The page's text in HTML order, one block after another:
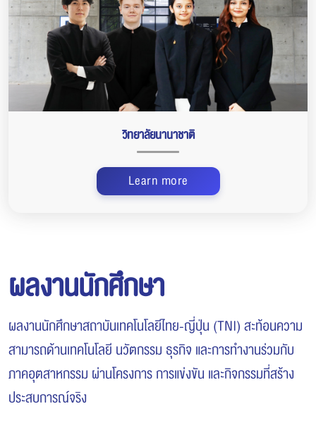
วิทยาลัยนานาชาติ
Learn more
ผลงานนักศึกษา
ผลงานนักศึกษาสถาบันเทคโนโลยีไทย-ญี่ปุ่น (TNI) สะท้อนความ
สามารถด้านเทคโนโลยี นวัตกรรม ธุรกิจ และการทำงานร่วมกับ
ภาคอุตสาหกรรม ผ่านโครงการ การแข่งขัน และกิจกรรมที่สร้าง
ประสบการณ์จริง